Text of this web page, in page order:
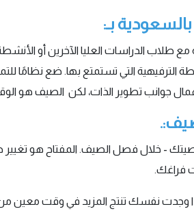
بـ:
طلاب الدراسات العليا الآخرين أو
الترفيهية التي تستمتع بها. ضع نظامًا
جوانب تطوير الذات، لكن الصيف هو
- خلال فصل الصيف. المفتاح هو تغيير
فراغك.
وجدت نفسك تنتج المزيد في وقت